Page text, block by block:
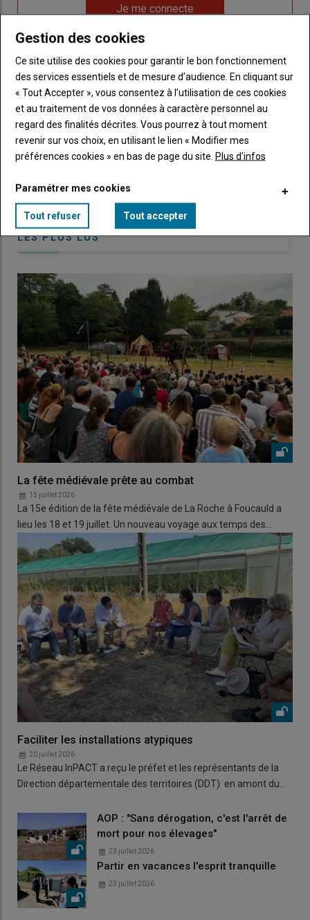
de
me
Je me connecte
Sous-
titre
Vous n'êtes pas abonné(e)
TITRE CRÉEZ UN COMPTE
BodyChoisissez votre formule et créez votre
compte pour accéder à tout Caracterres.
Créez un compte
LES PLUS LUS
La fête médiévale prête au combat
15 juillet 2026
La 15e édition de la fête médiévale de La Roche à Foucauld a
lieu les 18 et 19 juillet. Un nouveau voyage aux temps des…
Faciliter les installations atypiques
20 juillet 2026
Le Réseau InPACT a reçu le préfet et les représentants de la
Direction départementale des territoires (DDT) en amont du…
AOP : "Sans dérogation, c'est l'arrêt de
mort pour nos élevages"
23 juillet 2026
Partir en vacances l'esprit tranquille
23 juillet 2026
Gestion des cookies
Ce site utilise des cookies pour garantir le bon fonctionnement
des services essentiels et de mesure d’audience. En cliquant sur
« Tout Accepter », vous consentez à l’utilisation de ces cookies
et au traitement de vos données à caractère personnel au
regard des finalités décrites. Vous pourrez à tout moment
revenir sur vos choix, en utilisant le lien « Modifier mes
préférences cookies » en bas de page du site. Plus d'infos
Paramétrer mes cookies
Tout refuser Tout accepter